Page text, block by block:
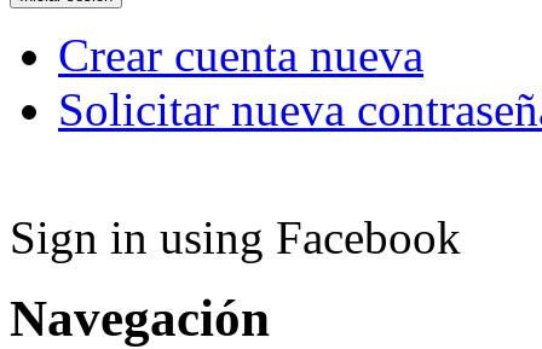
Crear cuenta nueva
Solicitar nueva
Sign in using Facebook
Navegación